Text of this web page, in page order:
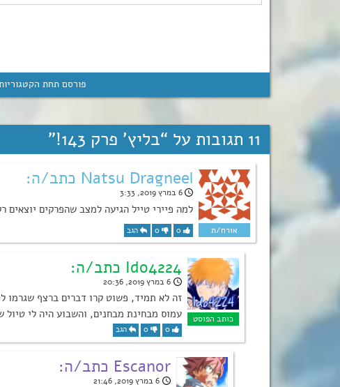
פורסם תחת
11 תגובות על “ בליץ’ פרק 143! ”
Natsu Dragneel כתב/ה:
6 במרץ 2019, 3:33
למה פיירי טייל הגיעה למצב שהפרקים יוצאים
0
0 הגב
Ido4224 כתב/ה:
6 במרץ 2019, 20:36
זה לא תמיד, פשוט קרו דברים ברצף שגרמו
עמוס מבחינת מבחנים, והשבוע היה לי טיול
0
0 הגב
Escanor כתב/ה:
6 במרץ 2019, 21:46